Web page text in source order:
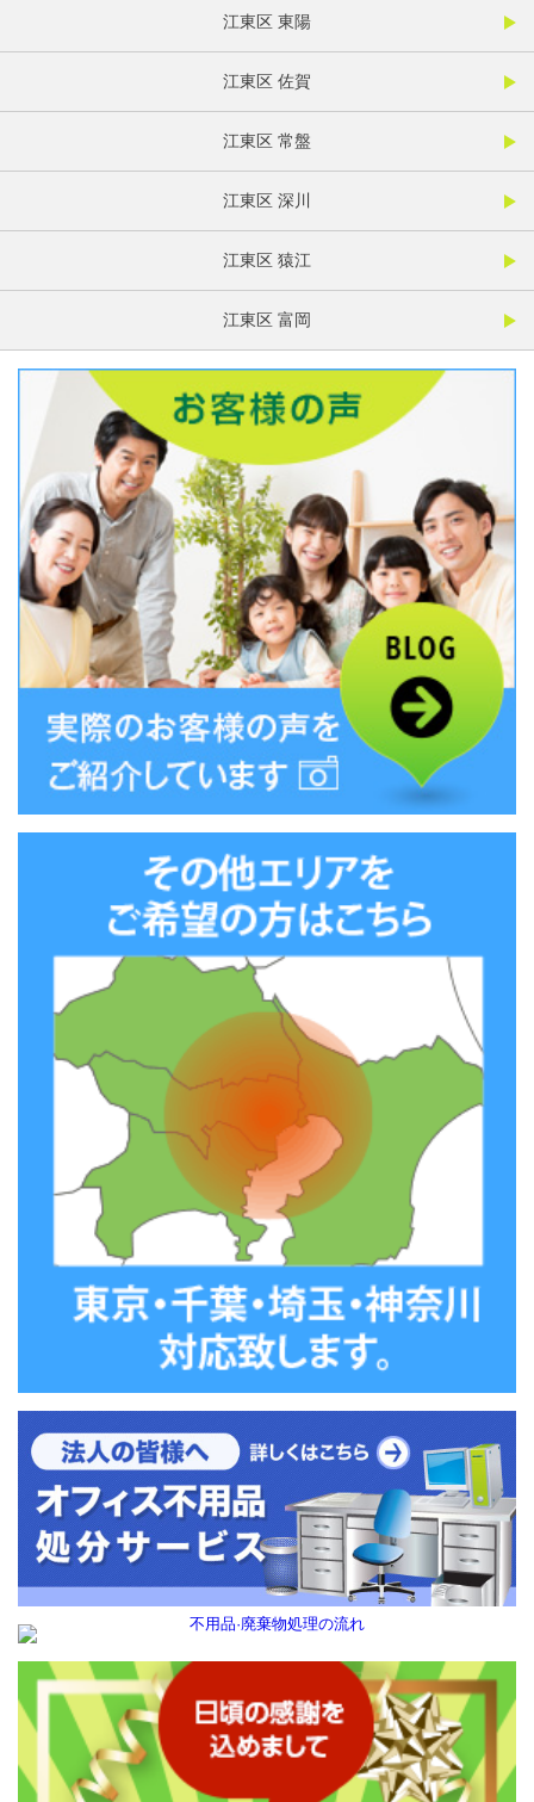
江東区 東陽
江東区 佐賀
江東区 常盤
江東区 深川
江東区 猿江
江東区 富岡